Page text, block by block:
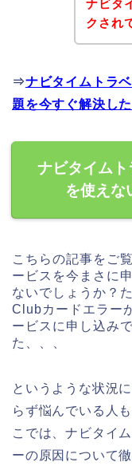
ナビタ
クされ
⇒ナビタイムトラ
題を今すぐ解決し
ナビタイム
を使えな
こちらの記事をご
ービスを今まさに
ないでしょうか？
Clubカードエラー
ービスに申し込み
た、、、
というような状況
らず悩んでいる人
こでは、ナビタイ
ーの原因について